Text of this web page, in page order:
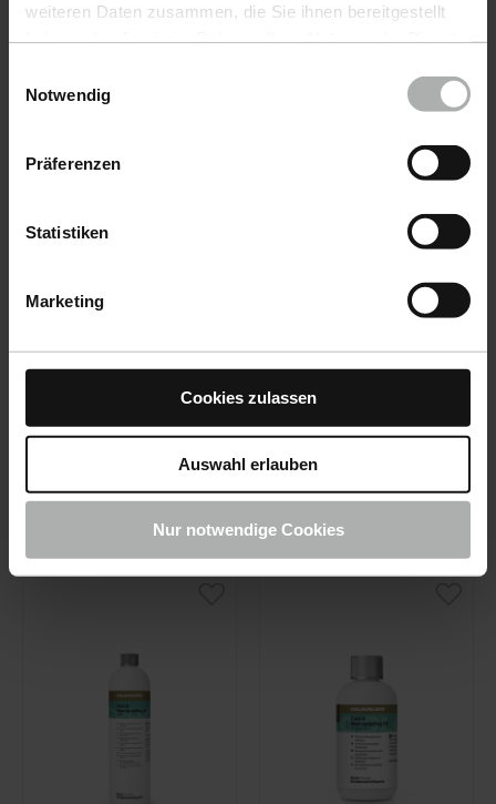
weiteren Daten zusammen, die Sie ihnen bereitgestellt
Einstellungen zu den Cookies finden Sie unter
Notwendig
Präferenzen
Statistiken
Marketing
Cookies zulassen
Auswahl erlauben
Nur notwendige Cookies
COLOURLOCK · N°
Leather Fixative
COLOURLOCK · N°
Leather Care
100 ml
13,90 €